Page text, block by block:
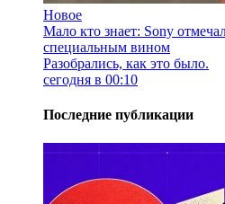
Новое
Мало кто знает: Sony
специальным вином
Разобрались, как это было.
сегодня в 00:10
Последние публикации